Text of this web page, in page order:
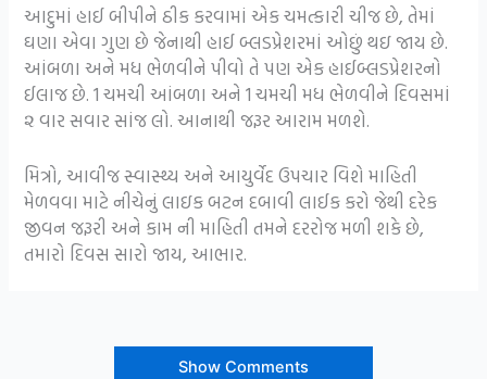
આદુમાં હાઈ બીપીને ઠીક કરવામાં એક ચમત્કારી ચીજ છે, તેમાં
ઘણા એવા ગુણ છે જેનાથી હાઈ બ્લડપ્રેશરમાં ઓછું થઇ જાય છે.
આંબળા અને મધ ભેળવીને પીવો તે પણ એક હાઈબ્લડપ્રેશરનો
ઈલાજ છે. 1 ચમચી આંબળા અને 1 ચમચી મધ ભેળવીને દિવસમાં
૨ વાર સવાર સાંજ લો. આનાથી જરૂર આરામ મળશે.
મિત્રો, આવીજ સ્વાસ્થ્ય અને આયુર્વેદ ઉપચાર વિશે માહિતી
મેળવવા માટે નીચેનું લાઇક બટન દબાવી લાઈક કરો જેથી દરેક
જીવન જરૂરી અને કામ ની માહિતી તમને દરરોજ મળી શકે છે,
તમારો દિવસ સારો જાય, આભાર.
Show Comments